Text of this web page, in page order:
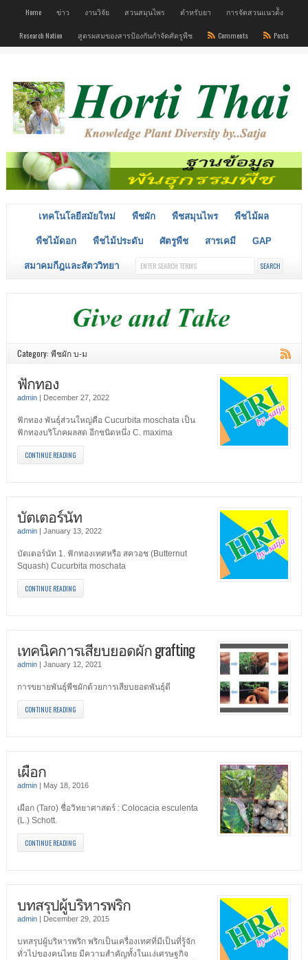
Home ข่าว งานวิจัย สวนสมุนไพร ตำหรับยา การจัดสวนแนวต้ัง
Research Nation สูตรผสมของสารป้องกันกำจัดศัตรูพืช Comments Posts
เทคโนโลยีสมัยใหม่ พืชผัก พืชสมุนไพร พืชไม้ผล
พืชไม้ดอก พืชไม้ประดับ ศัตรูพืช สารเคมี GAP
สมาคมกีฎและสัตววิทยา
Category: พืชผัก บ-ม
ฟักทอง
admin| December 27, 2022
ฟักทอง พันธุ์ส่วนใหญ่คือ Cucurbita moschata เป็น
ฟักทองบริโภคผลสด อีกชนิดหนึ่ง C. maxima
CONTINUE READING
บัตเตอร์นัท
admin| January 13, 2022
บัตเตอร์นัท 1. ฟักทองเทศหรือ สควอช (Butternut
Squash) Cucurbita moschata
CONTINUE READING
เทคนิคการเสียบยอดผัก grafting
admin| January 12, 2021
การขยายพันธุ์พืชผักด้วยการเสียบยอดพันธุ์ดี
CONTINUE READING
เผือก
admin| May 18, 2016
เผือก (Taro) ชื่อวิทยาศาสตร์ : Colocacia esculenta
(L.) Schott.
CONTINUE READING
บทสรุปผู้บริหารพริก
admin| December 29, 2015
บทสรุปผู้บริหารพริก พริกเป็นเครื่องเทศที่มีเป็นที่รู้จัก
ทั่วไปของคนไทย มีความสำคัญทั้งในแง่เศรษฐกิจ